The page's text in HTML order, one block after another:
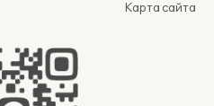
Карта сайта